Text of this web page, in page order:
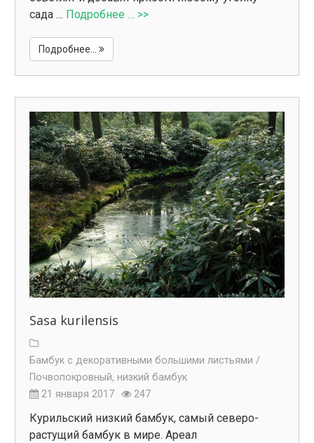
сада … Подробнее … >>
Подробнее...
Sasa kurilensis
Бамбук с декоративными большими листьями /
Почвопокровный, низкий бамбук
21 января 2017
247
Курильский низкий бамбук, самый северо-
растущий бамбук в мире. Ареал